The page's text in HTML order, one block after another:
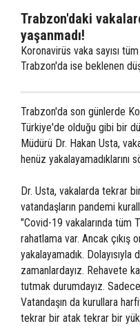
Trabzon'daki
yaşanmadı!
Koronavirüs vaka sayısı
Trabzon'da ise beklenen
Trabzon'da son günlerde
Türkiye'de olduğu gibi bir
Müdürü Dr. Hakan Usta,
henüz yakalayamadıklarını
Dr. Usta, vakalarda tekrar
vatandaşların pandemi
"Covid-19 vakalarında tüm
rahatlama var. Ancak çıkış
yakalayamadık.
zamanlardayız. Rehavete
tutmak durumdayız.
Vatandaşın da kurullara
tekrar bir atak tekrar bir